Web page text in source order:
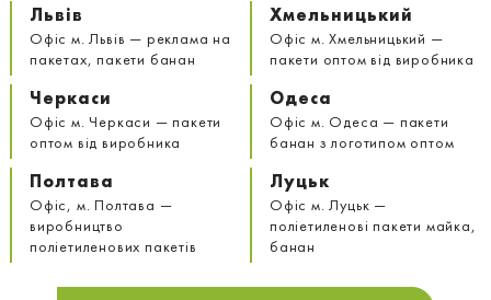
Львів
Офіс м. Львів — реклама на
пакетах, пакети банан
Хмельницький
Офіс м. Хмельницький —
пакети оптом від виробника
Черкаси
Офіс м. Черкаси — пакети
оптом від виробника
Одеса
Офіс м. Одеса — пакети
банан з логотипом оптом
Полтава
Офіс, м. Полтава —
виробництво
поліетиленових пакетів
Луцьк
Офіс м. Луцьк —
поліетиленові пакети майка,
банан